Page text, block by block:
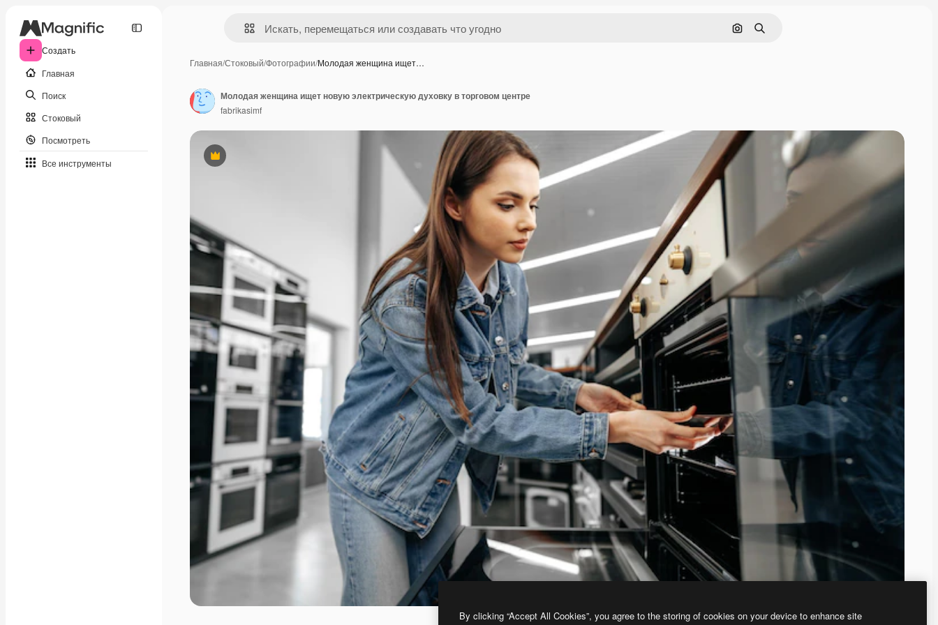
Создать
Главная
Поиск
Стоковый
Посмотреть
Все инструменты
Поиск по изображению
Поиск
Главная/Стоковый/Фотографии/Молодая женщина ищет…
Премиум
Молодая женщина ищет новую электрическую духовку в торговом центре
fabrikasimf
By clicking “Accept All Cookies”, you agree to the storing of cookies on your device to enhance site